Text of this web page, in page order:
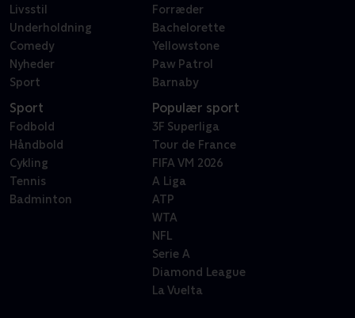
Livsstil
Underholdning
Comedy
Nyheder
Sport
Forræder
Bachelorette
Yellowstone
Paw Patrol
Barnaby
Sport
Fodbold
Håndbold
Cykling
Tennis
Badminton
Populær sport
3F Superliga
Tour de France
FIFA VM 2026
A Liga
ATP
WTA
NFL
Serie A
Diamond League
La Vuelta